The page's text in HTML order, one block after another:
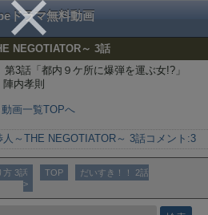
ドラマ無料動画
NEGOTIATOR～ 3話
3話「都内９ケ所に爆弾を運ぶ女!?」
内孝則
画一覧TOPへ
人～THE NEGOTIATOR～ 3話 コメント:3
方 3話 TOP
だいすき！！ 2話
>